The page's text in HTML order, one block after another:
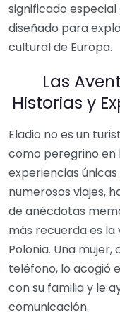
significado
diseñado para
cultural de Europa.
Las
Historias y
Eladio no es un
como peregrino
experiencias
numerosos viajes,
de anécdotas
más recuerda es la
Polonia. Una
teléfono, lo acogió
con su familia y le
comunicación.